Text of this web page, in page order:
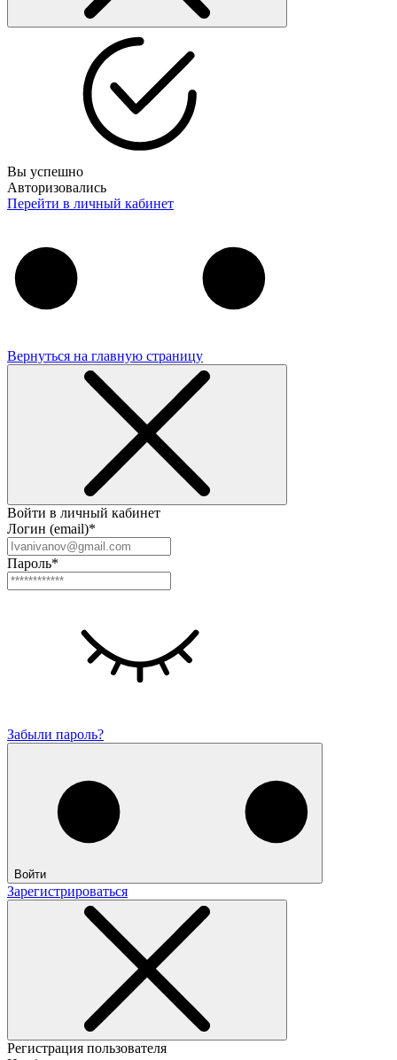
Вы успешно
Авторизовались
Перейти в личный кабинет
Вернуться на главную страницу
Войти в личный кабинет
Логин (email)*
Пароль*
Забыли пароль?
Войти
Зарегистрироваться
Регистрация пользователя